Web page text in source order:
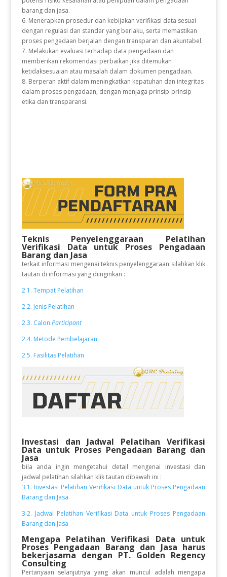
barang dan jasa.
6. Menerapkan prosedur dan kebijakan verifikasi data sesuai
dengan regulasi dan standar yang berlaku, serta memastikan
proses pengadaan berjalan dengan transparan dan akuntabel.
7. Melakukan evaluasi terhadap data pengadaan dan
memberikan rekomendasi perbaikan jika ditemukan
ketidaksesuaian atau masalah dalam dokumen pengadaan.
8. Berperan aktif dalam meningkatkan kepatuhan dan integritas
dalam proses pengadaan, dengan menjaga prinsip-prinsip
etika dan transparansi.
Teknis Penyelenggaraan Pelatihan
Verifikasi Data untuk Proses Pengadaan
Barang dan Jasa
terkait informasi mengenai teknis penyelenggaraan silahkan klik
tautan di informasi yang diinginkan :
2.1. Tempat Pelatihan
2.2. Jenis Pelatihan
2.3. Calon Participant
2.4. Metode Pembelajaran
2.5. Fasilitas Pelatihan
Investasi dan Jadwal Pelatihan Verifikasi
Data untuk Proses Pengadaan Barang dan
Jasa
bila anda ingin mengetahui detail mengenai investasi dan
jadwal pelatihan silahkan klik tautan dibawah ini :
3.1. Investasi Pelatihan Verifikasi Data untuk Proses Pengadaan
Barang dan Jasa
3.2. Jadwal Pelatihan Verifikasi Data untuk Proses Pengadaan
Barang dan Jasa
Mengapa Pelatihan Verifikasi Data untuk
Proses Pengadaan Barang dan Jasa harus
bekerjasama dengan PT. Golden Regency
Consulting
Pertanyaan selanjutnya yang akan muncul adalah mengapa